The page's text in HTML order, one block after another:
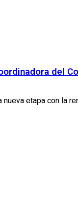
del
etapa con la